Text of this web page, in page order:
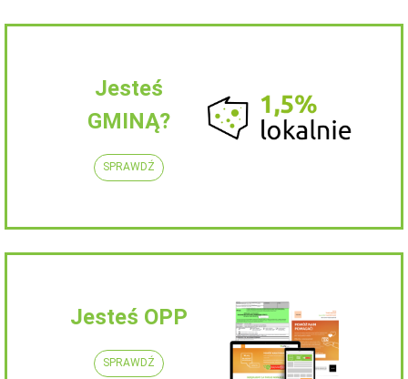
Jesteś
GMINĄ?
SPRAWDŹ
Jesteś OPP
SPRAWDŹ